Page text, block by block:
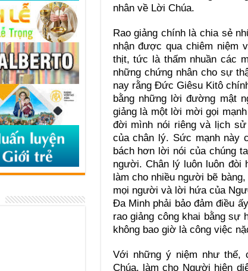
nhân về Lời Chúa.
Rao giảng chính là chia sẻ
nhận được qua chiêm niệm
thịt, tức là thấm nhuần các
những chứng nhân cho sự
nay rằng Ðức Giêsu Kitô
bằng những lời đường mật
giảng là một lời mời gọi
đời mình nói riêng và lịch
của chân lý. Sức mạnh này
bách hơn lời nói của chúng
người. Chân lý luôn luôn đòi
làm cho nhiều người bẽ
mọi người và lời hứa của
Ða Minh phải bảo đảm điều
rao giảng công khai bằng sự
không bao giờ là công việc
Với những ý niệm như thế,
Chúa, làm cho Người hiện